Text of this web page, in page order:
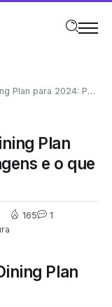
Vantagens e o que está Incluso
Plan
e o que
165 1
Plan